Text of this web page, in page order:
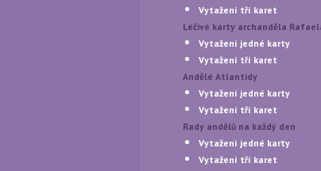
Vytažení tří karet
Léčivé karty archanděla
Vytažení jedné karty
Vytažení tří karet
Andělé Atlantidy
Vytažení jedné karty
Vytažení tří karet
Rady andělů na každý den
Vytažení jedné karty
Vytažení tří karet